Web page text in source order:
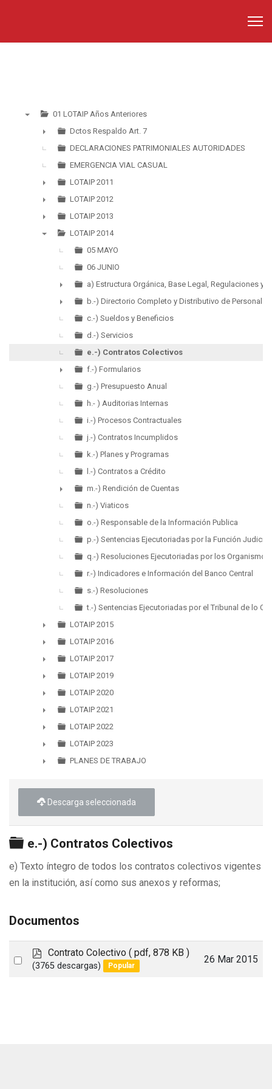
01 LOTAIP Años Anteriores
►
Dctos Respaldo Art. 7
DECLARACIONES PATRIMONIALES AUTORIDADES
EMERGENCIA VIAL CASUAL
►
LOTAIP 2011
►
LOTAIP 2012
►
LOTAIP 2013
LOTAIP 2014
05 MAYO
06 JUNIO
►
a) Estructura Orgánica, Base Legal, Regulaciones y
►
b.-) Directorio Completo y Distributivo de Personal
c.-) Sueldos y Beneficios
d.-) Servicios
e.-) Contratos Colectivos
►
f.-) Formularios
g.-) Presupuesto Anual
h.- ) Auditorias Internas
i.-) Procesos Contractuales
j.-) Contratos Incumplidos
k.-) Planes y Programas
l.-) Contratos a Crédito
►
m.-) Rendición de Cuentas
n.-) Viaticos
o.-) Responsable de la Información Publica
p.-) Sentencias Ejecutoriadas por la Función
q.-) Resoluciones Ejecutoriadas por los
r.-) Indicadores e Información del Banco Central
s.-) Resoluciones
t.-) Sentencias Ejecutoriadas por el Tribunal de lo
►
LOTAIP 2015
►
LOTAIP 2016
►
LOTAIP 2017
►
LOTAIP 2019
►
LOTAIP 2020
►
LOTAIP 2021
►
LOTAIP 2022
►
LOTAIP 2023
PLANES DE TRABAJO
Descarga seleccionada
Carpeta
e.-) Contratos Colectivos
e) Texto íntegro de todos los contratos colectivos vigentes
en la institución, así como sus anexos y reformas;
Documentos
Select
p
d
Contrato Colectivo ( pdf, 878 KB )
(3765 descargas) Popular
26 Mar 2015